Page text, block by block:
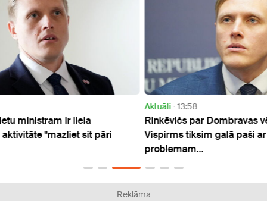
Rinkēvičs par Dombravas vēstuli Spānijai:
Vispirms tiksim galā paši ar savām
Reklāma